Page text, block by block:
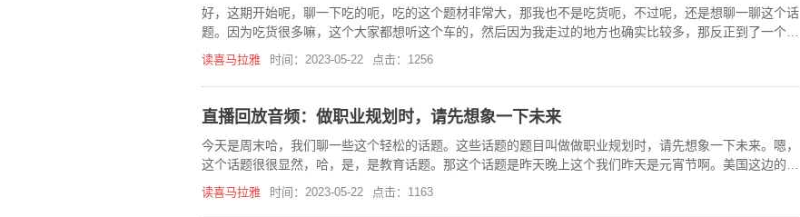
好，这期开始呢，聊一下吃的呃，吃的这个题材非常大，那我也不是吃货呃，不过呢，还是想聊一聊这个话
题。因为吃货很多嘛，这个大家都想听这个车的，然后因为我走过的地方也确实比较多，那反正到了一个地
方就会吃一些哎，我也敢吃。呃，也不是说赶吃赶点啊就是
读喜马拉雅 时间：2023-05-22 点击：1256
直播回放音频：做职业规划时，请先想象一下未来
今天是周末哈，我们聊一些这个轻松的话题。这些话题的题目叫做做职业规划时，请先想象一下未来。嗯，
这个话题很很显然，哈，是，是教育话题。那这个话题是昨天晚上这个我们昨天是元宵节啊。美国这边的这
个元宵节对昨天晚上呢，我们是和邻居啊一起两个家庭啊，
读喜马拉雅 时间：2023-05-22 点击：1163